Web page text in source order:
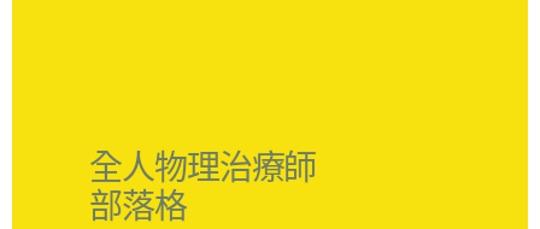
全人物理治療師
部落格